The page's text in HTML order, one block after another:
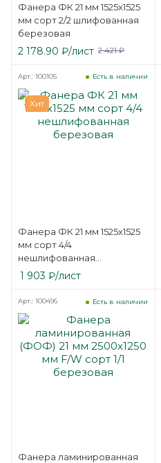
Фанера ФК 21 мм 1525х1525
мм сорт 2/2 шлифованная
березовая
2 178.90 ₽/лист 2 421₽
Хит
Фанера ФК 21 мм 1525х1525
мм сорт 4/4
нешлифованная
березовая
Есть в наличии
Арт.: 100105
1 903 ₽/лист
Фанера ламинированная
Есть в наличии
Арт.: 100496